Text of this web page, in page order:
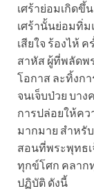
เศร้าย่อมเกิดขึ้
เศร้านั้นย่อมทิ่ม
เสียใจ ร้องไห้
สาหัส ผู้ที่พลัดพ
โอกาส ละทิ้งก
จนเจ็บป่วย บา
การปล่อยให้คว
มากมาย สำหรั
สอนที่พระพุทธเ
ทุกข์โศก คลาก
ปฏิบัติ ดังนี้